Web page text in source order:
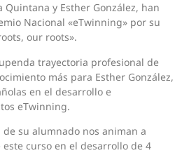
Quintana y Esther González, han
Nacional «eTwinning» por su
our roots».
trayectoria profesional de
más para Esther González,
en el desarrollo e
eTwinning.
su alumnado nos animan a
curso en el desarrollo de 4